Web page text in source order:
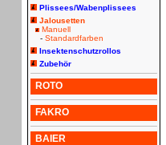
Plissees/Wabenplissees
Jalousetten
Manuell
- Standardfarben
Insektenschutzrollos
Zubehör
ROTO
FAKRO
BAIER